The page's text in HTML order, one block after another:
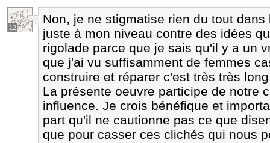
12
Non, je ne stigmatise rien du tout
juste à mon niveau contre des idées
rigolade parce que je sais qu'il y a un
que j'ai vu suffisamment de femmes
construire et réparer c'est très très
La présente oeuvre participe de notre
influence. Je crois bénéfique et
part qu'il ne cautionne pas ce que
que pour casser ces clichés qui nous